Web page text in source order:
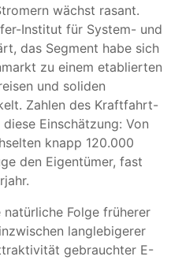
wächst rasant.
Institut für System- und
das Segment habe sich
zu einem etablierten
und soliden
Zahlen des Kraftfahrt-
Einschätzung: Von
knapp 120.000
den Eigentümer, fast
Folge früherer
langlebigerer
gebrauchter E-